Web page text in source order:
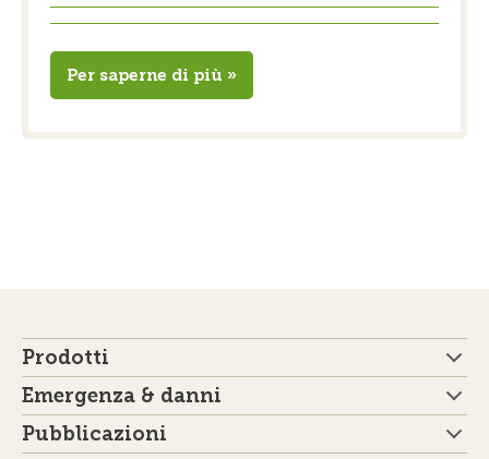
Per saperne di più »
Prodotti
Emergenza & danni
Pubblicazioni